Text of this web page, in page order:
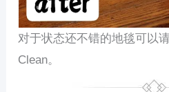
对于状态还不错的地毯可以
Clean。